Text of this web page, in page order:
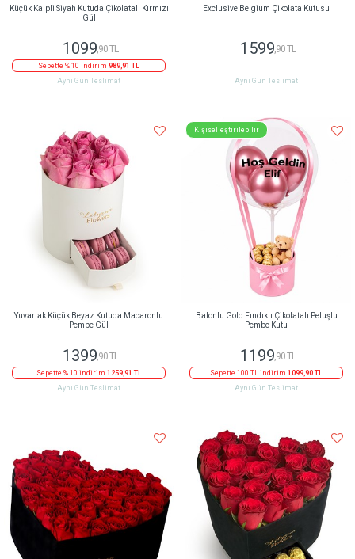
Küçük Kalpli Siyah Kutuda Çikolatalı Kırmızı
Gül
1099 ,90 TL
Sepette % 10 indirim 989,91 TL
Aynı Gün Teslimat
Exclusive Belgium Çikolata Kutusu
1599 ,90 TL
Aynı Gün Teslimat
Yuvarlak Küçük Beyaz Kutuda Macaronlu
Pembe Gül
1399,90 TL
Sepette % 10 indirim 1259,91 TL
Aynı Gün Teslimat
Kişiselleştirilebilir
Balonlu Gold Fındıklı Çikolatalı Peluşlu
Pembe Kutu
1199,90 TL
Sepette 100 TL indirim 1099,90 TL
Aynı Gün Teslimat